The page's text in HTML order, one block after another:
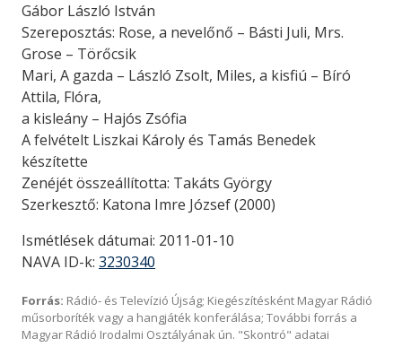
Gábor László István
Szereposztás: Rose, a nevelőnő – Básti Juli, Mrs.
Grose – Törőcsik
Mari, A gazda – László Zsolt, Miles, a kisfiú – Bíró
Attila, Flóra,
a kisleány – Hajós Zsófia
A felvételt Liszkai Károly és Tamás Benedek
készítette
Zenéjét összeállította: Takáts György
Szerkesztő: Katona Imre József (2000)
Ismétlések dátumai: 2011-01-10
NAVA ID-k: 3230340
Forrás: Rádió- és Televízió Újság; Kiegészítésként Magyar Rádió
műsorboríték vagy a hangjáték konferálása; További forrás a
Magyar Rádió Irodalmi Osztályának ún. "Skontró" adatai